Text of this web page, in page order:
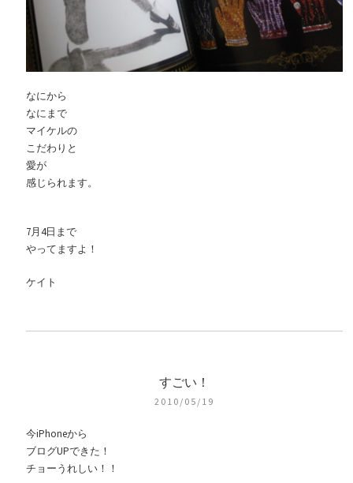
なにから
なにまで
マイケルの
こだわりと
愛が
感じられます。
7月4日まで
やってますよ！
ケイト
すごい！
2010/05/19
今iPhoneから
ブログUPできた！
チョーうれしい！！